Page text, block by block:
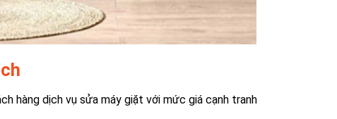
hàng dịch vụ sửa máy giặt với mức giá cạnh tranh